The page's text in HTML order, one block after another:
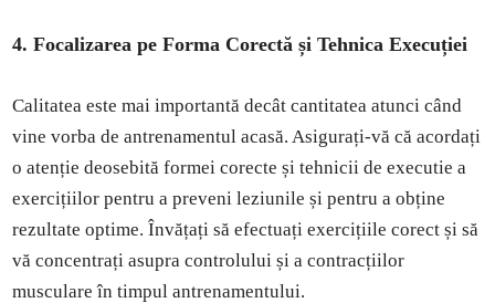
4. Focalizarea pe Forma Corectă și Tehnica Execuției
Calitatea este mai importantă decât cantitatea atunci când
vine vorba de antrenamentul acasă. Asigurați-vă că acordați
o atenție deosebită formei corecte și tehnicii de executie a
exercițiilor pentru a preveni leziunile și pentru a obține
rezultate optime. Învățați să efectuați exercițiile corect și să
vă concentrați asupra controlului și a contracțiilor
musculare în timpul antrenamentului.